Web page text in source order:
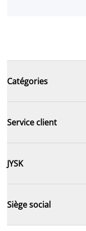
Catégories
Service client
JYSK
Siège social